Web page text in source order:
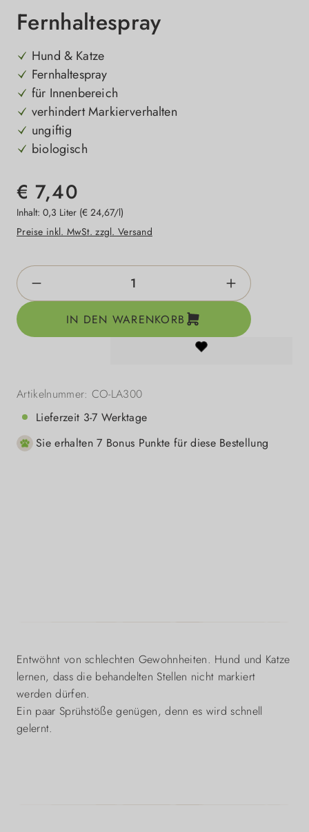
Fernhaltespray
Hund & Katze
Fernhaltespray
für Innenbereich
verhindert Markierverhalten
ungiftig
biologisch
€ 7,40
Inhalt: 0,3 Liter (€ 24,67/l)
Preise inkl. MwSt. zzgl. Versand
Produkt Anzahl: Gib den gewünschten
IN DEN WARENKORB
Artikelnummer: CO-LA300
Lieferzeit 3-7 Werktage
Sie erhalten 7 Bonus Punkte für diese Bestellung
Entwöhnt von schlechten Gewohnheiten. Hund und Katze
lernen, dass die behandelten Stellen nicht markiert
werden dürfen.
Ein paar Sprühstöße genügen, denn es wird schnell
gelernt.